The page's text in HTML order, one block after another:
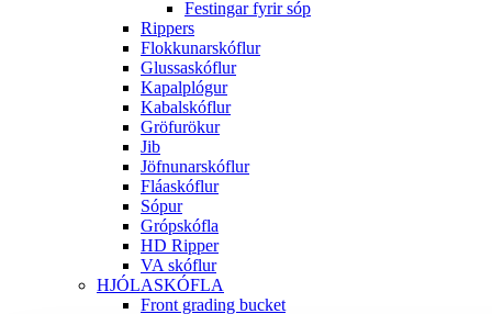
Festingar fyrir sóp
Rippers
Flokkunarskóflur
Glussaskóflur
Kapalplógur
Kabalskóflur
Gröfurökur
Jib
Jöfnunarskóflur
Fláaskóflur
Sópur
Grópskófla
HD Ripper
VA skóflur
HJÓLASKÓFLA
Front grading bucket